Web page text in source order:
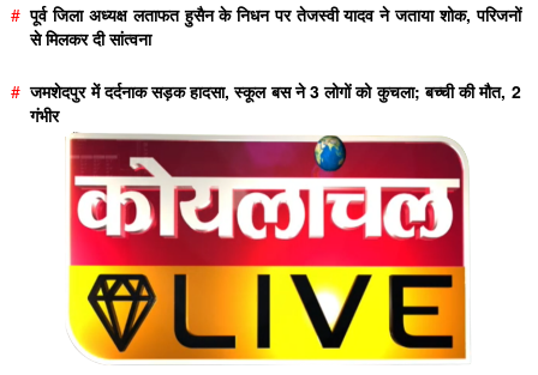
# पूर्व जिला अध्यक्ष लताफत हुसैन के निधन पर तेजस्वी यादव ने जताया शोक, परिजनों
से मिलकर दी सांत्वना
# जमशेदपुर में दर्दनाक सड़क हादसा, स्कूल बस ने 3 लोगों को कुचला; बच्ची की मौत, 2
गंभीर